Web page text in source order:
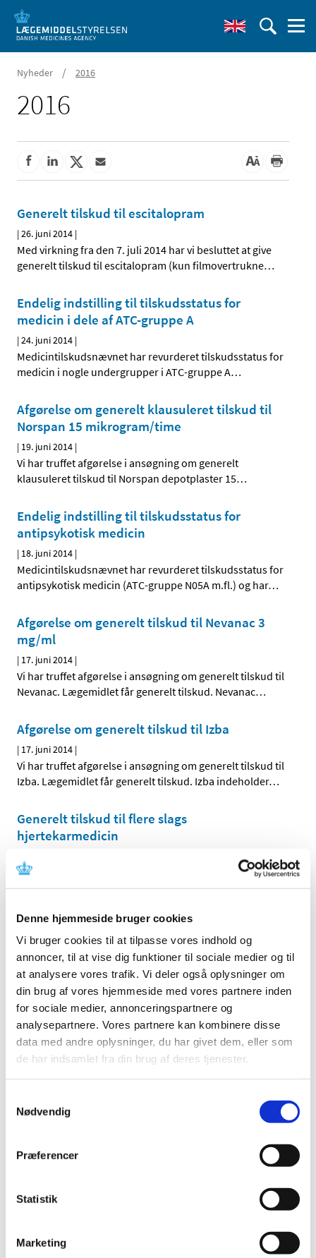
Denne hjemmeside bruger cookies
Vi bruger cookies til at tilpasse vores indhold og
annoncer, til at vise dig funktioner til sociale medier og til
at analysere vores trafik. Vi deler også oplysninger om
din brug af vores hjemmeside med vores partnere inden
for sociale medier, annonceringspartnere og
analysepartnere. Vores partnere kan kombinere disse
data med andre oplysninger, du har givet dem, eller som
de har indsamlet fra din brug af deres tjenester.
Nødvendig
Præferencer
Statistik
Marketing
Nyheder / 2016
2016
Generelt tilskud til escitalopram
|26. juni 2014 |
Med virkning fra den 7. juli 2014 har vi besluttet at give
generelt tilskud til escitalopram (kun filmovertrukne…
Endelig indstilling til tilskudsstatus for
medicin i dele af ATC-gruppe A
|24. juni 2014 |
Medicintilskudsnævnet har revurderet tilskudsstatus for
medicin i nogle undergrupper i ATC-gruppe A…
Afgørelse om generelt klausuleret tilskud til
Norspan 15 mikrogram/time
| 19. juni 2014 |
Vi har truffet afgørelse i ansøgning om generelt
klausuleret tilskud til Norspan depotplaster 15…
Endelig indstilling til tilskudsstatus for
antipsykotisk medicin
| 18. juni 2014 |
Medicintilskudsnævnet har revurderet tilskudsstatus for
antipsykotisk medicin (ATC-gruppe N05A m.fl.) og har…
Afgørelse om generelt tilskud til Nevanac 3
mg/ml
| 17. juni 2014 |
Vi har truffet afgørelse i ansøgning om generelt tilskud til
Nevanac. Lægemidlet får generelt tilskud. Nevanac…
Afgørelse om generelt tilskud til Izba
| 17. juni 2014 |
Vi har truffet afgørelse i ansøgning om generelt tilskud til
Izba. Lægemidlet får generelt tilskud. Izba indeholder…
Generelt tilskud til flere slags
hjertekarmedicin
Med virkning fra den 23. juni 2014 har vi besluttet at give
generelt tilskud til følgende hjertekarmedicin, der ikke…
Afgørelse om generelt tilskud til Anoro
| 6. juni 2014|
Vi har truffet afgørelse i ansøgning om generelt tilskud til
Anoro. Lægemidlet får generelt tilskud.
Alle (2506)
TID
2024 (224)
2022 (197)
2017 (167)